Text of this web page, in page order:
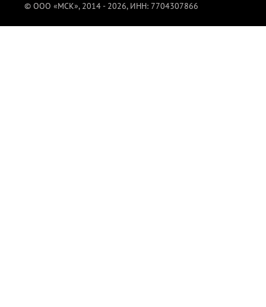
© ООО «МСК», 2014 - 2026, ИНН: 7704307866